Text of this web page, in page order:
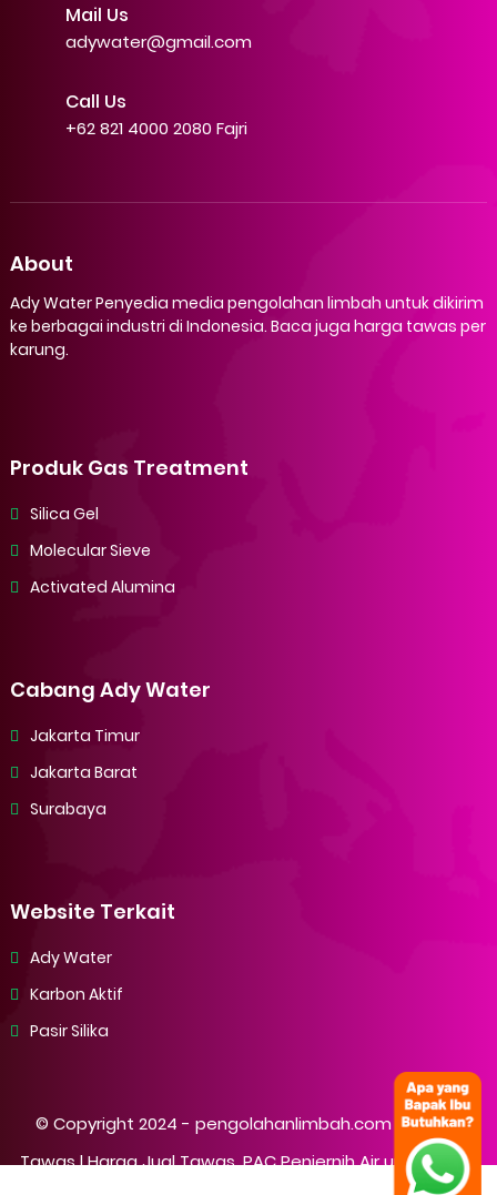
Mail Us
adywater@gmail.com
Call Us
+62 821 4000 2080 Fajri
About
Ady Water Penyedia media pengolahan limbah untuk dikirim
ke berbagai industri di Indonesia. Baca juga harga tawas per
karung.
Produk Gas Treatment
Silica Gel
Molecular Sieve
Activated Alumina
Cabang Ady Water
Jakarta Timur
Jakarta Barat
Surabaya
Website Terkait
Ady Water
Karbon Aktif
Pasir Silika
© Copyright 2024 - pengolahanlimbah.com Supplier
Tawas | Harga Jual Tawas, PAC Penjernih Air untuk IPAL /